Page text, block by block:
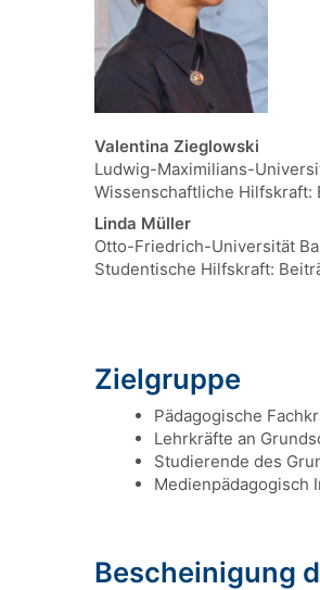
Valentina Zieglowski
Ludwig-Maximilians-
Wissenschaftliche Hilfskraft:
Linda Müller
Otto-Friedrich-Universität
Studentische Hilfskraft:
Zielgruppe
Pädagogische
Lehrkräfte an
Studierende des
Medienpädagogisch
Bescheinigung